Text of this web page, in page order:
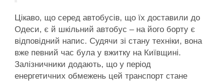
Цікаво, що серед автобусів, що їх доставили до
Одеси, є й шкільний автобус – на його борту є
відповідний напис. Судячи зі стану техніки, вона
вже певний час була у вжитку на Київщині.
Залізничники додають, що у період
енергетичних обмежень цей транспорт стане